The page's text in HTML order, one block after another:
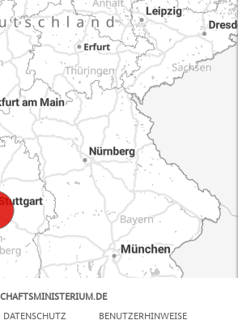
DATENSCHUTZ BENUTZERHINWEISE